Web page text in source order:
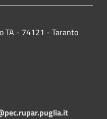
TA - 74121 - Taranto